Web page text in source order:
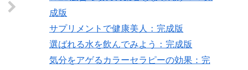
成版
サプリメントで健康美人：完成版
選ばれる水を飲んでみよう：完成版
気分をアゲるカラーセラピーの効果：完